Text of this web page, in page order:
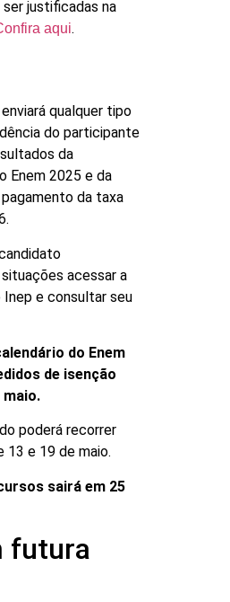
justificadas na
aqui.
qualquer tipo
do participante
da
Enem 2025 e da
da taxa
acessar a
e consultar seu
do Enem
de isenção
maio.
poderá recorrer
e 19 de maio.
sairá em 25
futura